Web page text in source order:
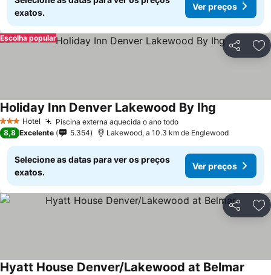
exatos.
Ver preços
Partilhar
Escolha popular
3 EstrelasHotel Piscina externa aquecida o ano todo
Holiday Inn Denver Lakewood By Ihg
8,8 Excelente 5.354 Lakewood, a 10.3 km de Englewood
Selecione as datas para ver os preços
exatos.
Ver preços
Partilhar
Hyatt House Denver/Lakewood at Belmar